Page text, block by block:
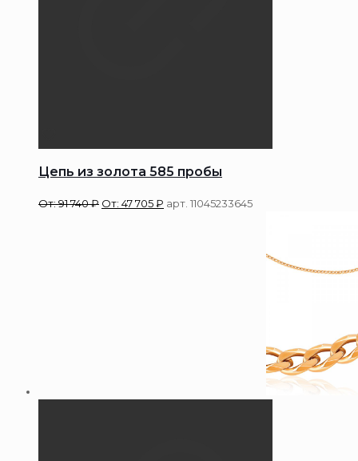
Цепь из золота 585 пробы
От:91 740₽ От: 47 705₽ арт. 11045233645